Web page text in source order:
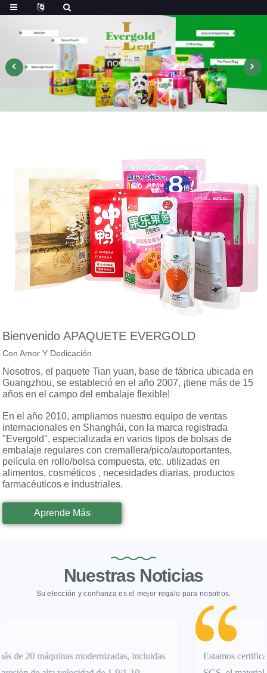
Bienvenido APAQUETE EVERGOLD
Con Amor Y Dedicación
Nosotros, el paquete Tian yuan, base de fábrica ubicada en
Guangzhou, se estableció en el año 2007, ¡tiene más de 15
años en el campo del embalaje flexible!
En el año 2010, ampliamos nuestro equipo de ventas
internacionales en Shanghái, con la marca registrada
"Evergold", especializada en varios tipos de bolsas de
embalaje regulares con cremallera/pico/autoportantes,
película en rollo/bolsa compuesta, etc. utilizadas en
alimentos, cosméticos , necesidades diarias, productos
farmacéuticos e industriales.
Aprende Más
Nuestras Noticias
Su elección y confianza es el mejor regalo para nosotros.
Estamos certificados con ISO9001, grado alimenticio QS y